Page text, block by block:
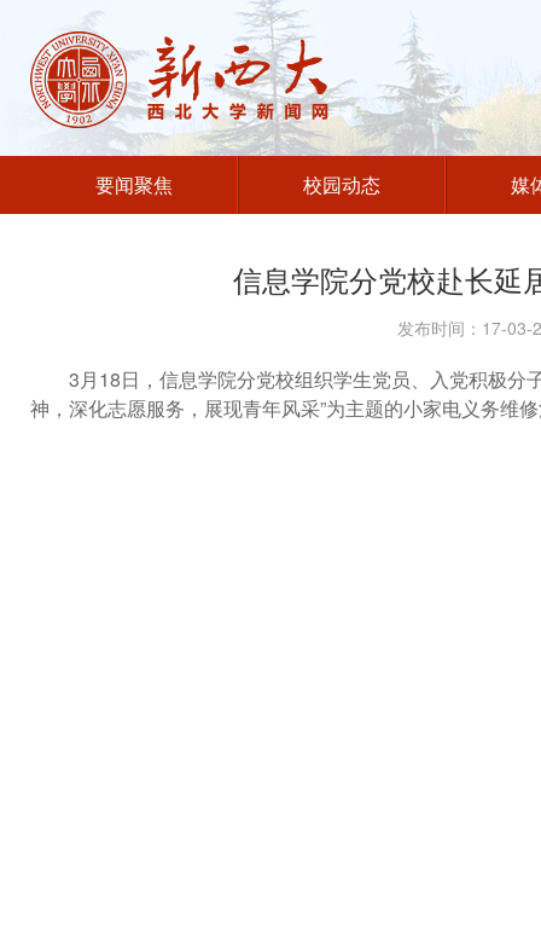
要闻聚焦 校园动态 媒
信息学院分党校赴长延
发布时间：17-
3月18日，信息学院分党校组织学生党员、入党积极
神，深化志愿服务，展现青年风采”为主题的小家电义务维